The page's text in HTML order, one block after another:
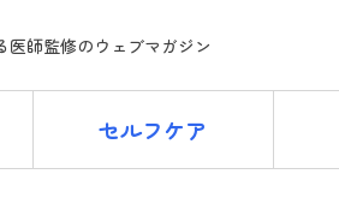
医師監修のウェブマガジン
セルフケア